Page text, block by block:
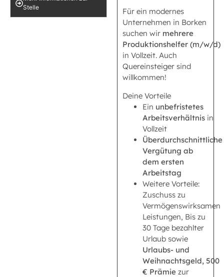
Stelle
Für ein modernes
Unternehmen in Borken
suchen wir mehrere
Produktionshelfer (m/w/d)
in Vollzeit. Auch
Quereinsteiger sind
willkommen!
Deine Vorteile
Ein unbefristetes
Arbeitsverhältnis in
Vollzeit
Überdurchschnittliche
Vergütung ab
dem ersten
Arbeitstag
Weitere Vorteile:
Zuschuss zu
Vermögenswirksamen
Leistungen, Bis zu
30 Tage bezahlter
Urlaub sowie
Urlaubs- und
Weihnachtsgeld, 500
€ Prämie zur